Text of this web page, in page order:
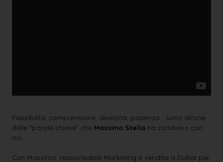
Flessibilità, comprensione, diversità, pazienza… sono alcune
delle “parole chiave” che Massimo Stella ha condiviso con
noi.
Con Massimo, responsabile Marketing e vendita a Dubai per